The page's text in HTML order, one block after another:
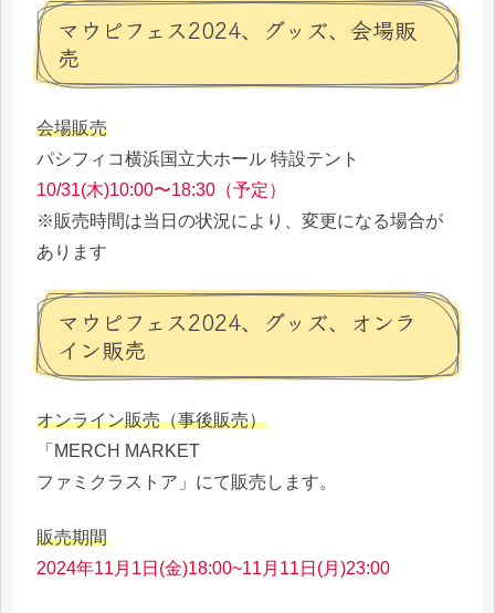
マウピフェス2024、グッズ、会場販
売
会場販売
パシフィコ横浜国立大ホール 特設テント
10/31(木)10:00〜18:30（予定）
※販売時間は当日の状況により、変更になる場合が
あります
マウピフェス2024、グッズ、オンラ
イン販売
オンライン販売（事後販売）
「MERCH MARKET
ファミクラストア」にて販売します。
販売期間
2024年11月1日(金)18:00~11月11日(月)23:00